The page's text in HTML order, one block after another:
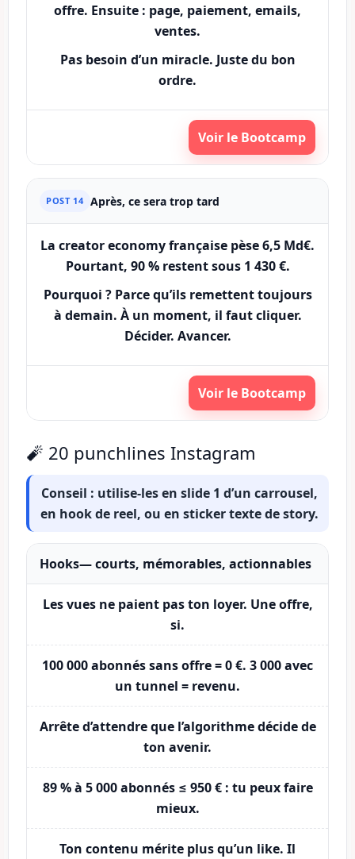
offre. Ensuite : page, paiement, emails,
ventes.
Pas besoin d’un miracle. Juste du bon
ordre.
Voir le Bootcamp
POST 14 Après, ce sera trop tard
La creator economy française pèse6,5 Md€.
Pourtant, 90 %restent sous 1 430 €.
Pourquoi ? Parce qu’ils remettent toujours
à demain. À un moment, il faut cliquer.
Décider. Avancer.
Voir le Bootcamp
🧨 20 punchlines Instagram
Conseil : utilise-les en slide 1 d’un carrousel,
en hook de reel, ou en sticker texte de story.
Hooks— courts, mémorables, actionnables
Les vues ne paient pas ton loyer. Une offre,
si.
100 000 abonnés sans offre = 0 €. 3 000 avec
un tunnel = revenu.
Arrête d’attendre que l’algorithme décide de
ton avenir.
89 % à 5 000 abonnés ≤ 950 € : tu peux faire
mieux.
Ton contenu mérite plus qu’un like. Il